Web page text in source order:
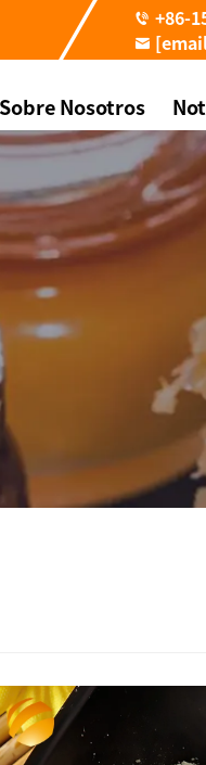
+86-
Sobre Nosotros